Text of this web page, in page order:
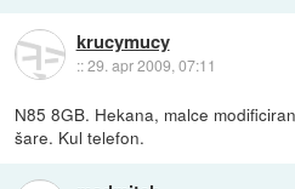
krucymucy
::29. apr 2009, 07:11
N85 8GB. Hekana, malce
šare. Kul telefon.